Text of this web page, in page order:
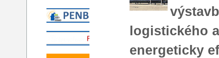
logistického
energeticky